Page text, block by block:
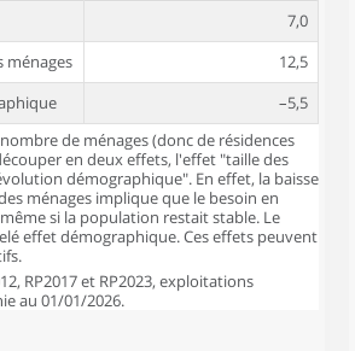
7,0
ménages
12,5
–5,5
de ménages (donc de résidences
en deux effets, l'effet "taille des
démographique". En effet, la baisse
ménages implique que le besoin en
si la population restait stable. Le
effet démographique. Ces effets peuvent
RP2017 et RP2023, exploitations
au 01/01/2026.